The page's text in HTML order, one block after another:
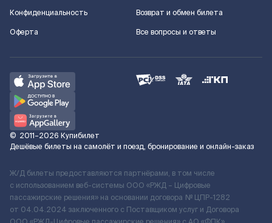
Конфиденциальность
Оферта
Возврат и обмен билета
Все вопросы и ответы
© 2011–2026 Купибилет
Дешёвые билеты на самолёт и поезд, бронирование и онлайн-заказ
Ж/Д билеты предоставляются партнёрами, в том числе
с использованием веб-системы ООО «РЖД – Цифровые
пассажирские решения» на основании договора № ЦПР-1282
от 04.04.2024 заключенного с Поставщиком услуг и Договора